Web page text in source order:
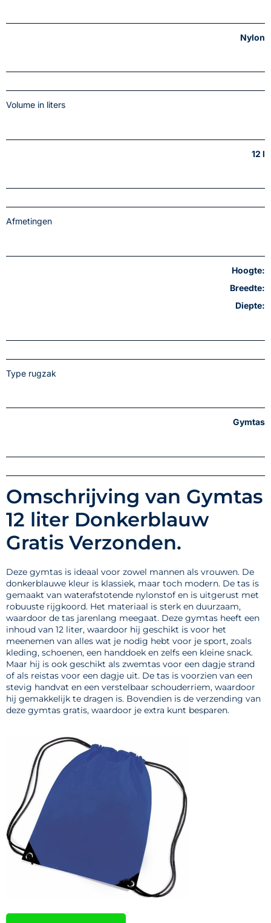
Nylon
Volume in liters
12 l
Afmetingen
Hoogte:
Breedte:
Diepte:
Type rugzak
Gymtas
Omschrijving van Gymtas
12 liter Donkerblauw
Gratis Verzonden.
Deze gymtas is ideaal voor zowel mannen als vrouwen. De
donkerblauwe kleur is klassiek, maar toch modern. De tas is
gemaakt van waterafstotende nylonstof en is uitgerust met
robuuste rijgkoord. Het materiaal is sterk en duurzaam,
waardoor de tas jarenlang meegaat. Deze gymtas heeft een
inhoud van 12 liter, waardoor hij geschikt is voor het
meenemen van alles wat je nodig hebt voor je sport, zoals
kleding, schoenen, een handdoek en zelfs een kleine snack.
Maar hij is ook geschikt als zwemtas voor een dagje strand
of als reistas voor een dagje uit. De tas is voorzien van een
stevig handvat en een verstelbaar schouderriem, waardoor
hij gemakkelijk te dragen is. Bovendien is de verzending van
deze gymtas gratis, waardoor je extra kunt besparen.